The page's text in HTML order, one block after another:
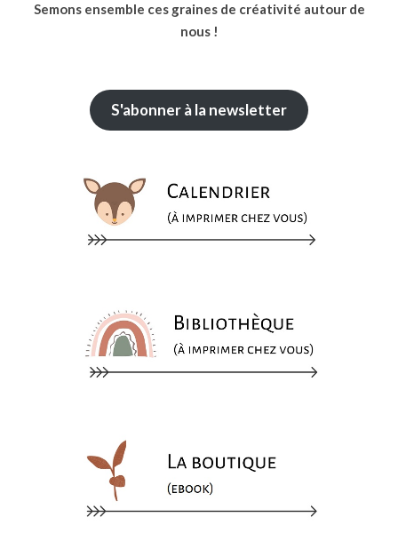
Semons ensemble ces graines de créativité autour de
nous !
S'abonner à la newsletter